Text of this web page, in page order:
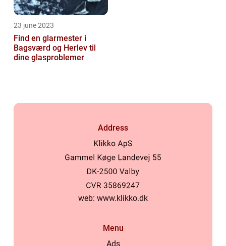
23 june 2023
Find en glarmester i
Bagsværd og Herlev til
dine glasproblemer
Address
web: www.klikko.dk
Menu
Ads